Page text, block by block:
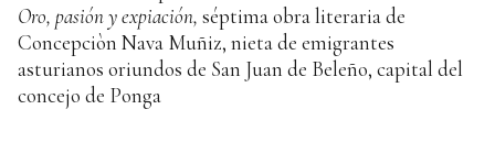
Oro, pasión y expiación, séptima obra literaria de
Concepciòn Nava Muñiz, nieta de emigrantes
asturianos oriundos de San Juan de Beleño, capital del
concejo de Ponga